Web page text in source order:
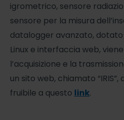
igrometrico, sensore
sensore per la misura
datalogger avanzato,
Linux e interfaccia web,
l’acquisizione e la
un sito web, chiamato
fruibile a questo link.